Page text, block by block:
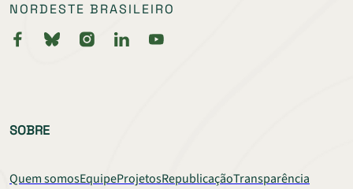
NORDESTE BRASILEIRO
SOBRE
Quem somosEquipeProjetosRepublicaçãoTransparência